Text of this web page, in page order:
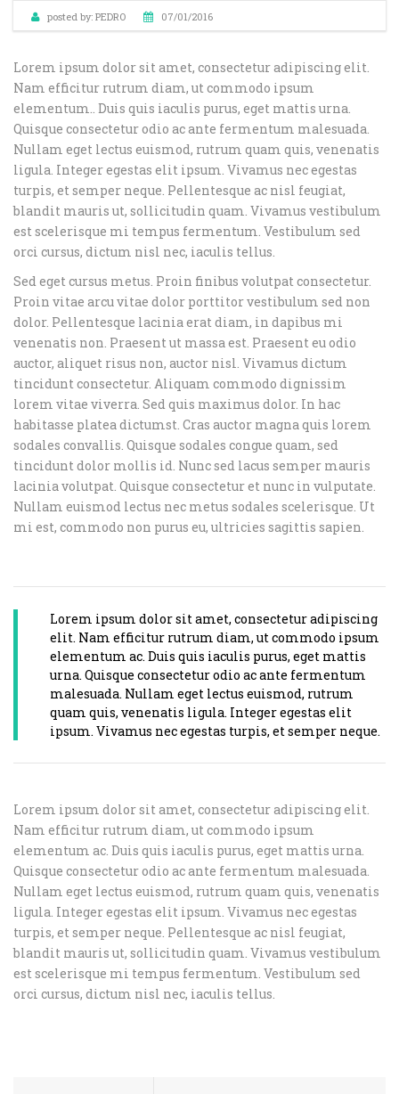
posted by: PEDRO 07/01/2016
Lorem ipsum dolor sit amet, consectetur adipiscing elit.
Nam efficitur rutrum diam, ut commodo ipsum
elementum.. Duis quis iaculis purus, eget mattis urna.
Quisque consectetur odio ac ante fermentum malesuada.
Nullam eget lectus euismod, rutrum quam quis, venenatis
ligula. Integer egestas elit ipsum. Vivamus nec egestas
turpis, et semper neque. Pellentesque ac nisl feugiat,
blandit mauris ut, sollicitudin quam. Vivamus vestibulum
est scelerisque mi tempus fermentum. Vestibulum sed
orci cursus, dictum nisl nec, iaculis tellus.
Sed eget cursus metus. Proin finibus volutpat consectetur.
Proin vitae arcu vitae dolor porttitor vestibulum sed non
dolor. Pellentesque lacinia erat diam, in dapibus mi
venenatis non. Praesent ut massa est. Praesent eu odio
auctor, aliquet risus non, auctor nisl. Vivamus dictum
tincidunt consectetur. Aliquam commodo dignissim
lorem vitae viverra. Sed quis maximus dolor. In hac
habitasse platea dictumst. Cras auctor magna quis lorem
sodales convallis. Quisque sodales congue quam, sed
tincidunt dolor mollis id. Nunc sed lacus semper mauris
lacinia volutpat. Quisque consectetur et nunc in vulputate.
Nullam euismod lectus nec metus sodales scelerisque. Ut
mi est, commodo non purus eu, ultricies sagittis sapien.
Lorem ipsum dolor sit amet, consectetur adipiscing
elit. Nam efficitur rutrum diam, ut commodo ipsum
elementum ac. Duis quis iaculis purus, eget mattis
urna. Quisque consectetur odio ac ante fermentum
malesuada. Nullam eget lectus euismod, rutrum
quam quis, venenatis ligula. Integer egestas elit
ipsum. Vivamus nec egestas turpis, et semper neque.
Lorem ipsum dolor sit amet, consectetur adipiscing elit.
Nam efficitur rutrum diam, ut commodo ipsum
elementum ac. Duis quis iaculis purus, eget mattis urna.
Quisque consectetur odio ac ante fermentum malesuada.
Nullam eget lectus euismod, rutrum quam quis, venenatis
ligula. Integer egestas elit ipsum. Vivamus nec egestas
turpis, et semper neque. Pellentesque ac nisl feugiat,
blandit mauris ut, sollicitudin quam. Vivamus vestibulum
est scelerisque mi tempus fermentum. Vestibulum sed
orci cursus, dictum nisl nec, iaculis tellus.